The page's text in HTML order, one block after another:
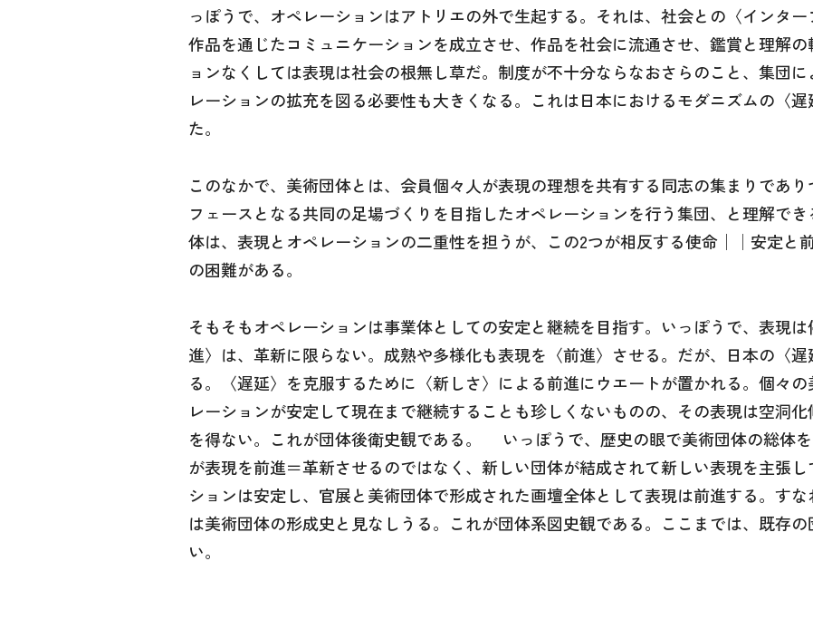
っぽうで、オペレーションはアトリエの外で生起する。それは、社会との〈インタ
作品を通じたコミュニケーションを成立させ、作品を社会に流通させ、鑑賞と理解
ョンなくしては表現は社会の根無し草だ。制度が不十分ならなおさらのこと、集団
レーションの拡充を図る必要性も大きくなる。これは日本におけるモダニズムの〈
た。
このなかで、美術団体とは、会員個々人が表現の理想を共有する同志の集まりであ
フェースとなる共同の足場づくりを目指したオペレーションを行う集団、と理解で
体は、表現とオペレーションの二重性を担うが、この2つが相反する使命││安定
の困難がある。
そもそもオペレーションは事業体としての安定と継続を目指す。いっぽうで、表現
進〉は、革新に限らない。成熟や多様化も表現を〈前進〉させる。だが、日本の〈
る。〈遅延〉を克服するために〈新しさ〉による前進にウエートが置かれる。個々
レーションが安定して現在まで継続することも珍しくないものの、その表現は空洞
を得ない。これが団体後衛史観である。 いっぽうで、歴史の眼で美術団体の総体
が表現を前進＝革新させるのではなく、新しい団体が結成されて新しい表現を主張
ションは安定し、官展と美術団体で形成された画壇全体として表現は前進する。す
は美術団体の形成史と見なしうる。これが団体系図史観である。ここまでは、既存
い。